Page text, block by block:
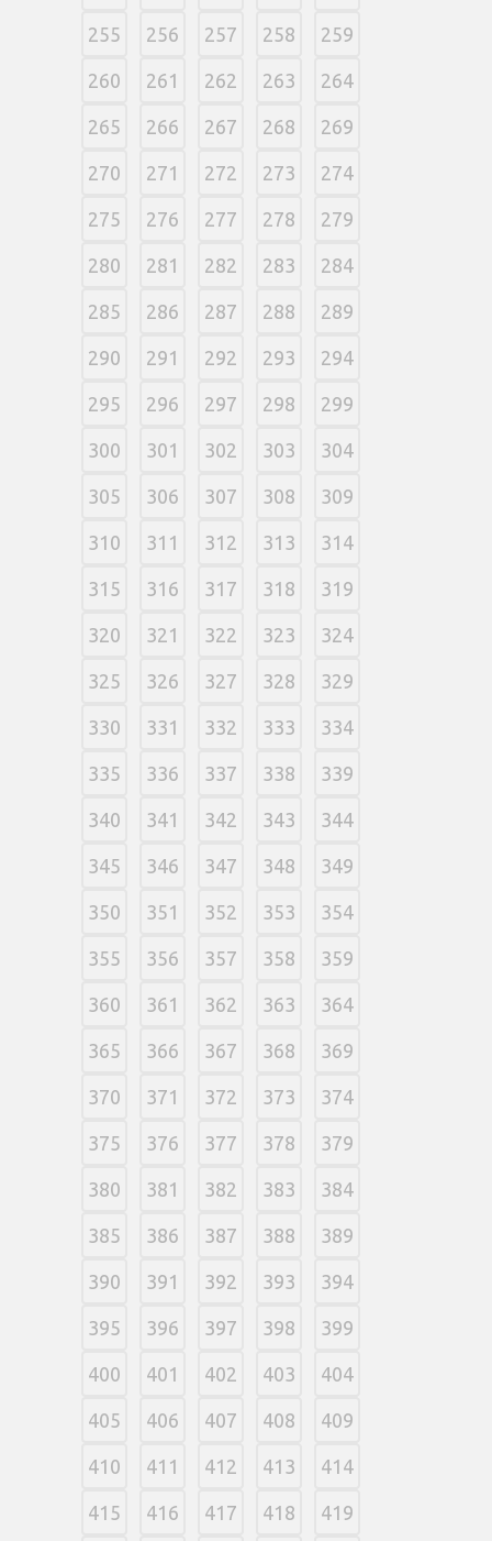
255 256 257 258 259
260 261 262 263 264
265 266 267 268 269
270 271 272 273 274
275 276 277 278 279
280 281 282 283 284
285 286 287 288 289
290 291 292 293 294
295 296 297 298 299
300 301 302 303 304
305 306 307 308 309
310 311 312 313 314
315 316 317 318 319
320 321 322 323 324
325 326 327 328 329
330 331 332 333 334
335 336 337 338 339
340 341 342 343 344
345 346 347 348 349
350 351 352 353 354
355 356 357 358 359
360 361 362 363 364
365 366 367 368 369
370 371 372 373 374
375 376 377 378 379
380 381 382 383 384
385 386 387 388 389
390 391 392 393 394
395 396 397 398 399
400 401 402 403 404
405 406 407 408 409
410 411 412 413 414
415 416 417 418 419